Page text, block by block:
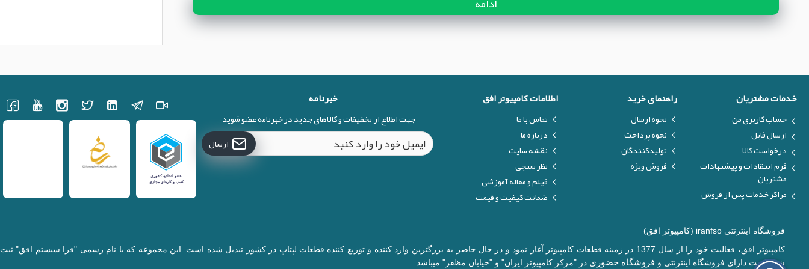
خدمات مشتریان
حساب کاربری من
ارسال فایل
درخواست کالا
فرم انتقادات و پیشنهادات
مشتریان
مراکز خدمات پس از فروش
راهنمای خرید
نحوه ارسال
نحوه پرداخت
تولیدکنندگان
فروش ویژه
اطلاعات کامپیوتر افق
تماس با ما
درباره ما
نقشه سایت
نظر سنجی
فیلم و مقاله آموزشی
ضمانت کیفیت و قیمت
خبرنامه
جهت اطلاع از تخفیفات و کالاهای جدید در خبرنامه عضو شوید
ارسال
فروشگاه اینترنتی iranfso (کامپیوتر افق)
کامپیوتر افق، فعالیت خود را از سال 1377 در زمینه قطعات کامپیوتر آغاز نمود و در حال حاضر به بزرگترین وارد کننده و توزیع کننده قطعات لپتاپ در کشور تبدیل شده است. این مجموعه که با نام رسمی "فرا سیستم افق" ثبت
شده است دارای فروشگاه اینترنتی و فروشگاه حضوری در "مرکز کامپیوتر ایران" و "خیابان مظفر" میباشد.